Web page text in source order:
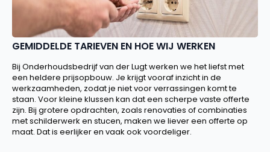
GEMIDDELDE TARIEVEN EN HOE WIJ WERKEN
Bij Onderhoudsbedrijf van der Lugt werken we het liefst met
een heldere prijsopbouw. Je krijgt vooraf inzicht in de
werkzaamheden, zodat je niet voor verrassingen komt te
staan. Voor kleine klussen kan dat een scherpe vaste offerte
zijn. Bij grotere opdrachten, zoals renovaties of combinaties
met schilderwerk en stucen, maken we liever een offerte op
maat. Dat is eerlijker en vaak ook voordeliger.